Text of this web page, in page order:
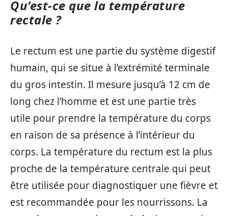
Qu’est-ce que la température
rectale ?
Le rectum est une partie du système digestif
humain, qui se situe à l’extrémité terminale
du gros intestin. Il mesure jusqu’à 12 cm de
long chez l’homme et est une partie très
utile pour prendre la température du corps
en raison de sa présence à l’intérieur du
corps. La température du rectum est la plus
proche de la température centrale qui peut
être utilisée pour diagnostiquer une fièvre et
est recommandée pour les nourrissons. La